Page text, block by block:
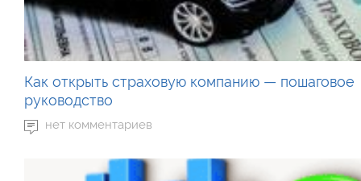
Как открыть страховую компанию — пошаговое
руководство
нет комментариев